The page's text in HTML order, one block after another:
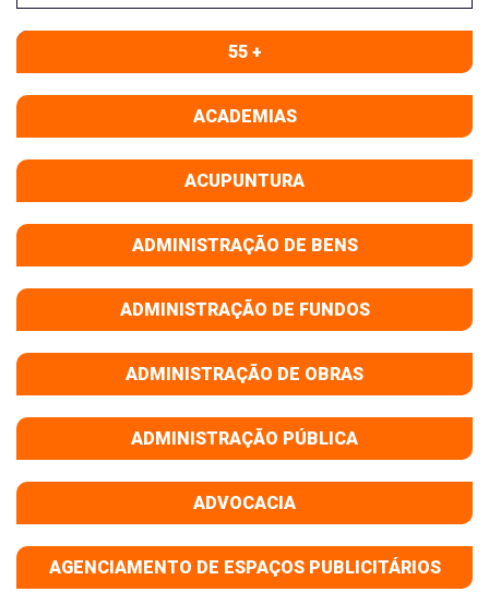
55 +
ACADEMIAS
ACUPUNTURA
ADMINISTRAÇÃO DE BENS
ADMINISTRAÇÃO DE FUNDOS
ADMINISTRAÇÃO DE OBRAS
ADMINISTRAÇÃO PÚBLICA
ADVOCACIA
AGENCIAMENTO DE ESPAÇOS PUBLICITÁRIOS